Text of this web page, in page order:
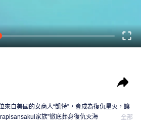
來自美國的女商人“凱特”，會成為復仇星火，讓
家族”徹底葬身復仇火海
全部